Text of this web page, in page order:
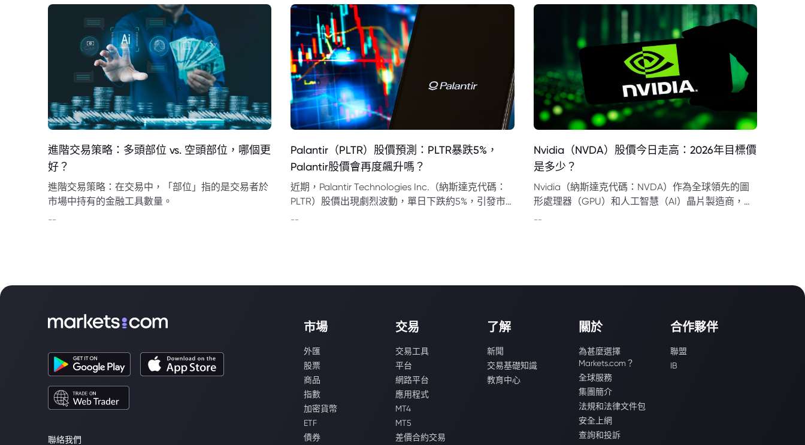
進階交易策略：多頭部位 vs. 空頭部位，哪個更
好？
進階交易策略：在交易中，「部位」指的是交易者於
市場中持有的金融工具數量。
--
Palantir（PLTR）股價預測：PLTR暴跌5%，
Palantir股價會再度飆升嗎？
近期，Palantir Technologies Inc.（納斯達克代碼：
PLTR）股價出現劇烈波動，單日下跌約5%，引發市
--
Nvidia（NVDA）股價今日走高：2026年目標價
是多少？
Nvidia（納斯達克代碼：NVDA）作為全球領先的圖
形處理器（GPU）和人工智慧（AI）晶片製造商，近
--
聯絡我們
市場
外匯
股票
商品
指數
加密貨幣
ETF
債券
交易
交易工具
平台
網路平台
應用程式
MT4
MT5
差價合約交易
了解
新聞
交易基礎知識
教育中心
關於
為甚麼選擇
Markets.com？
全球服務
集團簡介
法規和法律文件包
安全上網
查詢和投訴
合作夥伴
聯盟
IB